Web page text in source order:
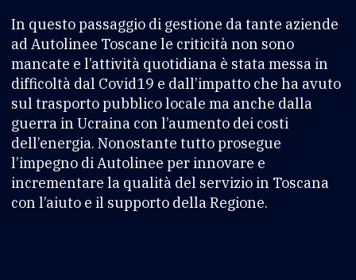
In questo passaggio di gestione da tante aziende
ad Autolinee Toscane le criticità non sono
mancate e l’attività quotidiana è stata messa in
difficoltà dal Covid19 e dall’impatto che ha avuto
sul trasporto pubblico locale ma anche dalla
guerra in Ucraina con l’aumento dei costi
dell’energia. Nonostante tutto prosegue
l’impegno di Autolinee per innovare e
incrementare la qualità del servizio in Toscana
con l’aiuto e il supporto della Regione.